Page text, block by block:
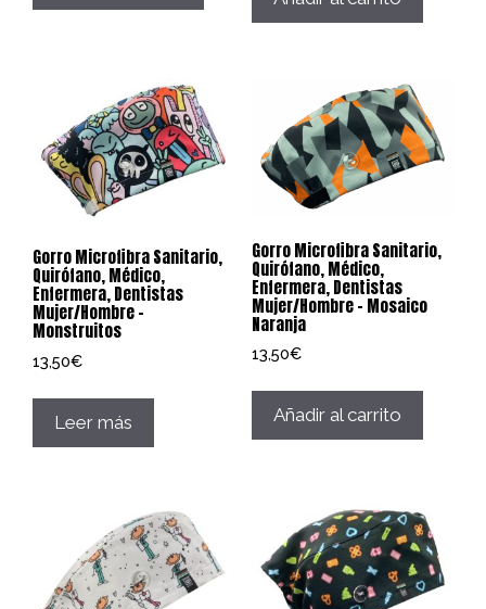
Gorro Microfibra Sanitario,
Quirófano, Médico,
Enfermera, Dentistas
Mujer/Hombre –
Monstruitos
13,50€
Leer más
Gorro Microfibra Sanitario,
Quirófano, Médico,
Enfermera, Dentistas
Mujer/Hombre – Mosaico
Naranja
13,50€
Añadir al carrito